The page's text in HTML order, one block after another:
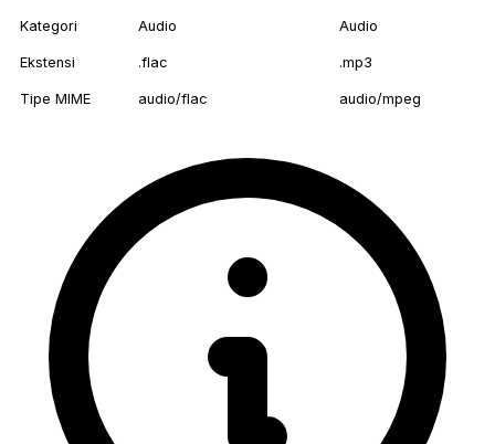
Kategori Audio Audio
Ekstensi .flac .mp3
Tipe MIME audio/flac audio/mpeg